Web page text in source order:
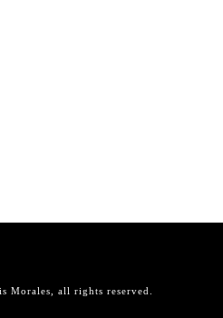
Morales , all rights reserved.